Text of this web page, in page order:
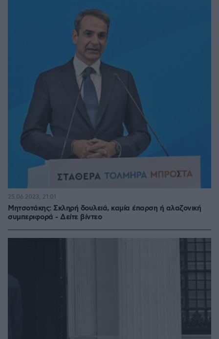
Μητσοτάκης: Σκληρή δουλειά, καμία έπαρση ή αλαζονική
συμπεριφορά - Δείτε βίντεο
25.06.2023, 21:01